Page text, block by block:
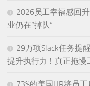
2026员工幸福感回
业仍在“掉队”
29万项Slack任务提
提升执行力！真正拖慢
73%的美国HR将员